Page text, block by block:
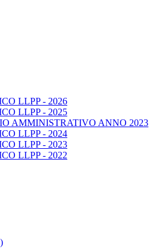
LLPP - 2026
LLPP - 2025
AMMINISTRATIVO ANNO 2023
LLPP - 2024
LLPP - 2023
LLPP - 2022